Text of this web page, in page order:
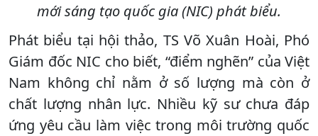
mới sáng tạo quốc gia (NIC) phát biểu.
Phát biểu tại hội thảo, TS Võ Xuân Hoài, Phó
Giám đốc NIC cho biết, “điểm nghẽn” của Việt
Nam không chỉ nằm ở số lượng mà còn ở
chất lượng nhân lực. Nhiều kỹ sư chưa đáp
ứng yêu cầu làm việc trong môi trường quốc